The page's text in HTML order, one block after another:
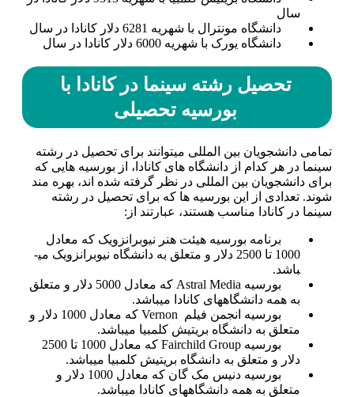
سال
دانشگاه مونترال با شهریه 6281 دلار کانادا در سال
دانشگاه یورک با شهریه 6000 دلار کانادا در سال
تحصیل رشته سینما در کانادا با
بورسیه تحصیلی
تمامی دانشجویان بین المللی می­توانند برای تحصیل در رشته
سینما در هر کدام از دانشگاه­ های کانادا، از بورسیه هایی که
برای دانشجویان بین المللی در نظر گرفته شده ­اند، بهره مند
شوند. تعدادی از این بورسیه ها که برای تحصیل در رشته
سینما در کانادا مناسب هستند، عبارتند از:
برنامه بورسیه هیئت هنر نیوبرانزویک که معادل
1000 تا 2500 دلار و متعلق به دانشگاه نیوبرانزویک می­
باشد.
بورسیه Astral Media که معادل 5000 دلار و متعلق
به همه دانشگاه­های کانادا می­باشد.
بورسیه انجمن فیلم Vernon که معادل 1000 دلار و
متعلق به دانشگاه بریتیش کلمبیا می­باشد.
بورسیه Fairchild Group که معادل 1000 تا 2500
دلار و متعلق به دانشگاه بریتیش کلمبیا می­باشد.
بورسیه دنیس مک گان که معادل 1000 دلار و
متعلق به همه دانشگاه­های کانادا می­باشد.